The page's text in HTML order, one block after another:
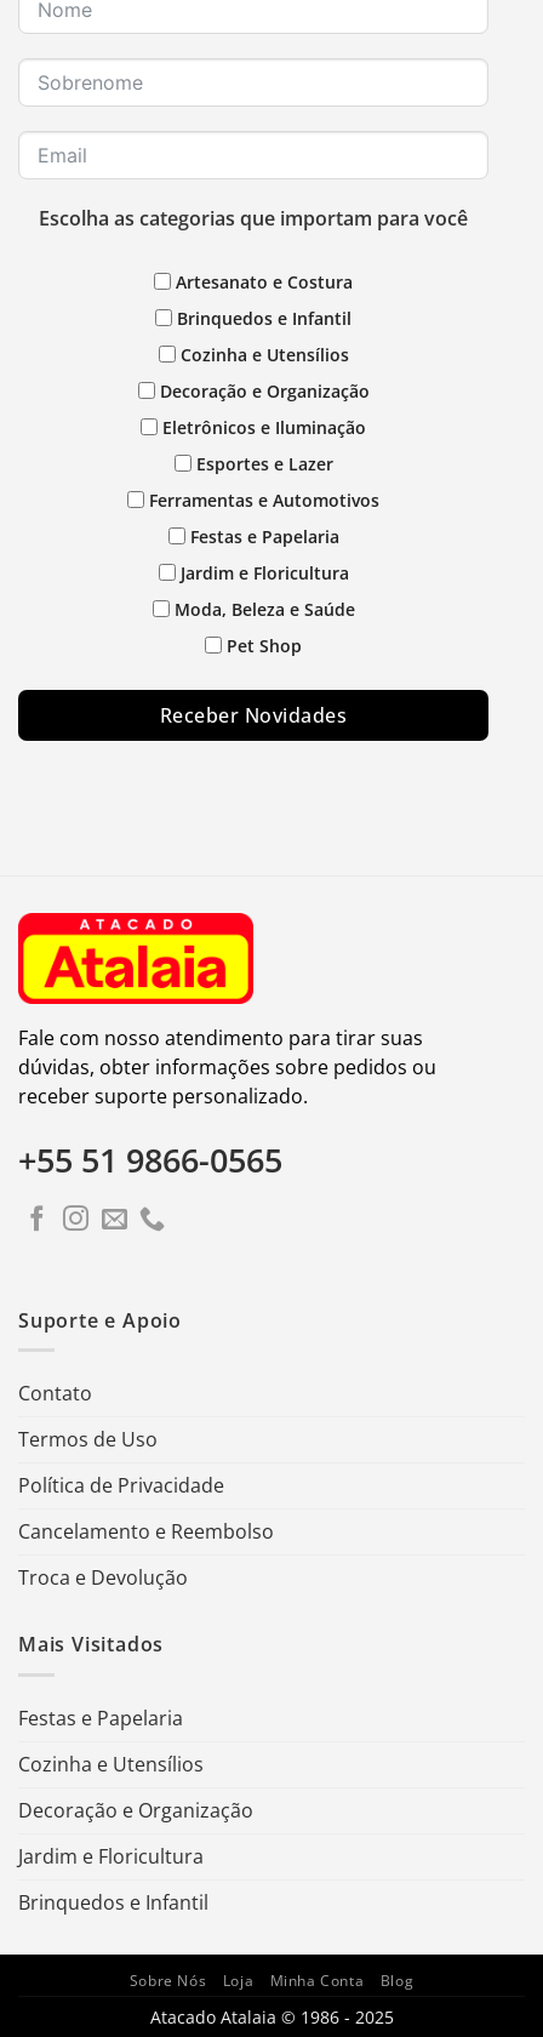
Escolha as categorias que importam para você
Artesanato e Costura
Brinquedos e Infantil
Cozinha e Utensílios
Decoração e Organização
Eletrônicos e Iluminação
Esportes e Lazer
Ferramentas e Automotivos
Festas e Papelaria
Jardim e Floricultura
Moda, Beleza e Saúde
Pet Shop
Receber Novidades
Fale com nosso atendimento para tirar suas
dúvidas, obter informações sobre pedidos ou
receber suporte personalizado.
+55 51 9866-0565
Suporte e Apoio
Contato
Termos de Uso
Política de Privacidade
Cancelamento e Reembolso
Troca e Devolução
Mais Visitados
Festas e Papelaria
Cozinha e Utensílios
Decoração e Organização
Jardim e Floricultura
Brinquedos e Infantil
Sobre Nós Loja Minha Conta Blog
Atacado Atalaia © 1986 - 2025